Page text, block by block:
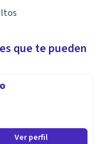
que te pueden
Ver perfil